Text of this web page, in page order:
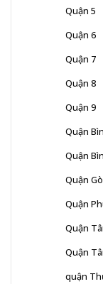
Quận 5
Quận 6
Quận 7
Quận 8
Quận 9
Quận
Quận
Quận
Quận
Quận
Quận
quận